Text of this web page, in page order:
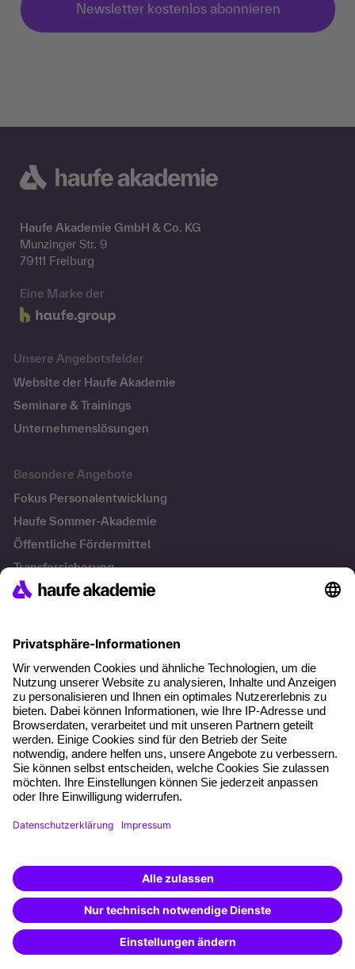
Newsletter kostenlos abonnieren
Haufe Akademie GmbH & Co. KG
Munzinger Str. 9
79111 Freiburg
Eine Marke der
Unsere Angebotsfelder
Website der Haufe Akademie
Seminare & Trainings
Unternehmenslösungen
Besondere Angebote
Fokus Personalentwicklung
Haufe Sommer-Akademie
Öffentliche Fördermittel
Transfersicherung
Führung im KI-Zeitalter: Wie Human-AI-Leadership Teams
stark macht
Operatives Personalmanagement: Aufgaben, Prozesse
und Grundlagen im Überblick
KI Texte menschlicher machen und unverwechselbar
bleiben
KI-Projekte zum Erfolg bringen
Datenschutz
Cookie-Einstellungen
InstagramYouTube
TikTok